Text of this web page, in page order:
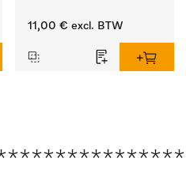
tandheelkundige
11,00 € excl. BTW